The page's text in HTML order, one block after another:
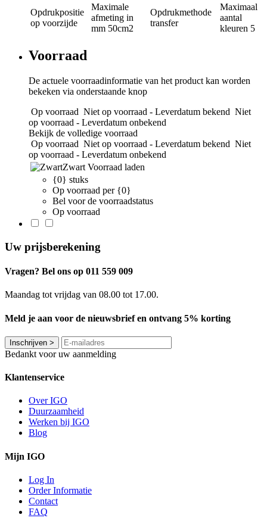
Opdrukpositie
op voorzijde
Maximale
afmeting in
mm 50cm2
Opdrukmethode
transfer
Maximaal
aantal
kleuren 5
Voorraad
De actuele voorraadinformatie van het product kan worden
bekeken via onderstaande knop
Op voorraad Niet op voorraad - Leverdatum bekend Niet
op voorraad - Leverdatum onbekend
Bekijk de volledige voorraad
Op voorraad Niet op voorraad - Leverdatum bekend Niet
op voorraad - Leverdatum onbekend
Zwart Voorraad laden
{0} stuks
Op voorraad per {0}
Bel voor de voorraadstatus
Op voorraad
Uw prijsberekening
Vragen? Bel ons op 011 559 009
Maandag tot vrijdag van 08.00 tot 17.00.
Meld je aan voor de nieuwsbrief en ontvang 5% korting
Inschrijven >
Bedankt voor uw aanmelding
Klantenservice
Over IGO
Duurzaamheid
Werken bij IGO
Blog
Mijn IGO
Log In
Order Informatie
Contact
FAQ